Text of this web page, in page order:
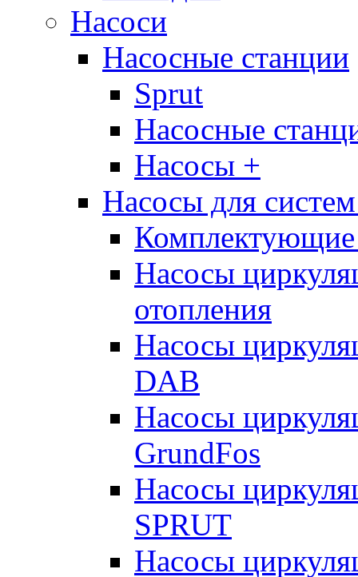
Насоси
Насосные станции
Sprut
Насосные
Насосы +
Насосы для
Комплектующие
Насосы
отопления
Насосы
DAB
Насосы
GrundFos
Насосы
SPRUT
Насосы